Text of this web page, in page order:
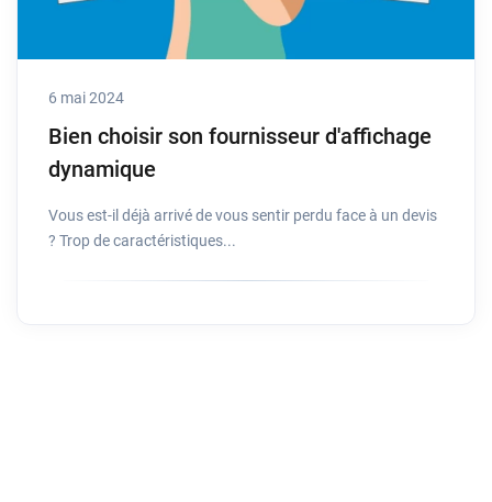
6 mai 2024
Bien choisir son fournisseur d'affichage
dynamique
Vous est-il déjà arrivé de vous sentir perdu face à un devis
? Trop de caractéristiques...